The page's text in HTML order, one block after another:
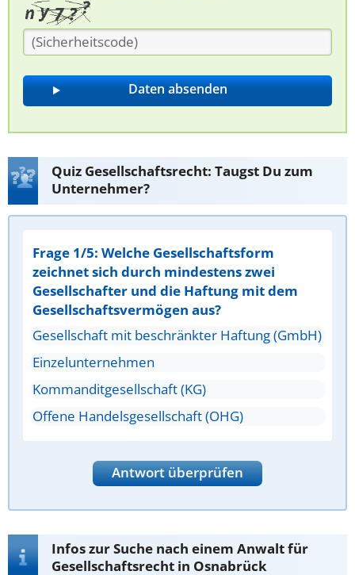
Quiz Gesellschaftsrecht: Taugst Du zum
Unternehmer?
Frage 1/5: Welche Gesellschaftsform
zeichnet sich durch mindestens zwei
Gesellschafter und die Haftung mit dem
Gesellschaftsvermögen aus?
Gesellschaft mit beschränkter Haftung (GmbH)
Einzelunternehmen
Kommanditgesellschaft (KG)
Offene Handelsgesellschaft (OHG)
Antwort überprüfen
Infos zur Suche nach einem Anwalt für
Gesellschaftsrecht in Osnabrück